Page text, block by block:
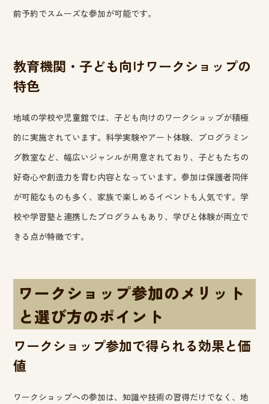
前予約でスムーズな参加が可能です。
教育機関・子ども向けワークショップの
特色
地域の学校や児童館では、子ども向けのワークショップが積極
的に実施されています。科学実験やアート体験、プログラミン
グ教室など、幅広いジャンルが用意されており、子どもたちの
好奇心や創造力を育む内容となっています。参加は保護者同伴
が可能なものも多く、家族で楽しめるイベントも人気です。学
校や学習塾と連携したプログラムもあり、学びと体験が両立で
きる点が特徴です。
ワークショップ参加のメリット
と選び方のポイント
ワークショップ参加で得られる効果と価
値
ワークショップへの参加は、知識や技術の習得だけでなく、地